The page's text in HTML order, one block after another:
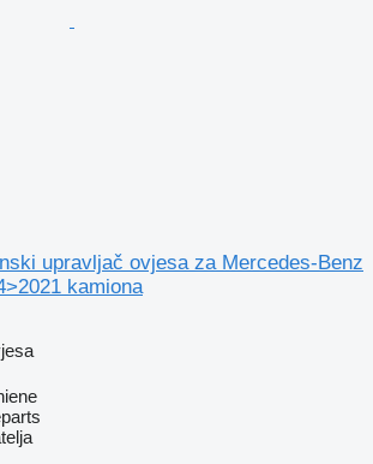
upravljač ovjesa za Mercedes-Benz
kamiona